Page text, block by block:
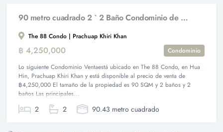
90 metro cuadrado 2 ` 2 Baño Condominio de Venta
The 88 Condo | Prachuap Khiri Khan
฿ 4,250,000
Condominio
Lo siguiente Condominio Ventaestá ubicado en The 88 Condo, en Hua
Hin, Prachuap Khiri Khan y está disponible al precio de venta de
฿4,250,000 El tamaño de la propiedad es 90 SQM y 2 baños y 2
baños Las principales...
2 2 90.43 metro cuadrado